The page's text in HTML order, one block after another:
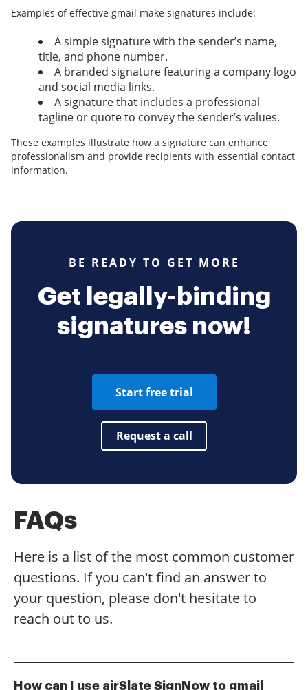
Examples of effective gmail make signatures include:
A simple signature with the sender’s name,
title, and phone number.
A branded signature featuring a company logo
and social media links.
A signature that includes a professional
tagline or quote to convey the sender’s values.
These examples illustrate how a signature can enhance
professionalism and provide recipients with essential contact
information.
BE READY TO GET MORE
Get legally-binding
signatures now!
Start free trial
Request a call
FAQs
Here is a list of the most common customer
questions. If you can't find an answer to
your question, please don't hesitate to
reach out to us.
How can I use airSlate SignNow to gmail